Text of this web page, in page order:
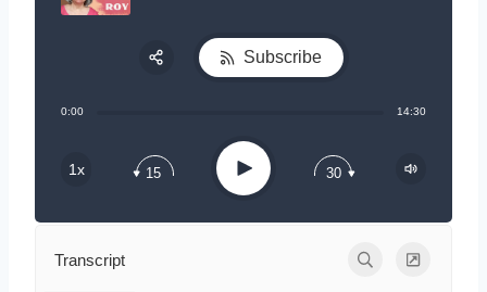
0:00 14:30
1x 15 Play 30
Subscribe
Transcript